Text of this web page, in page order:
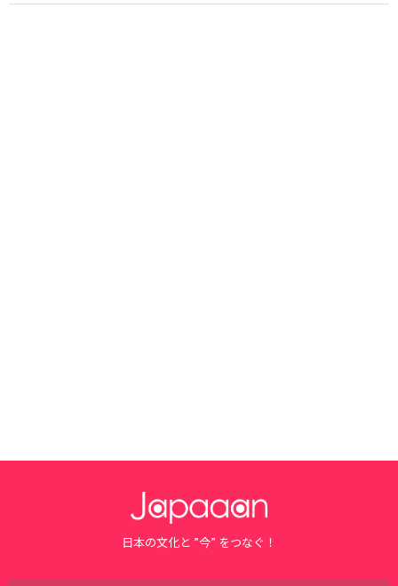
日本の文化と ”今” をつなぐ！